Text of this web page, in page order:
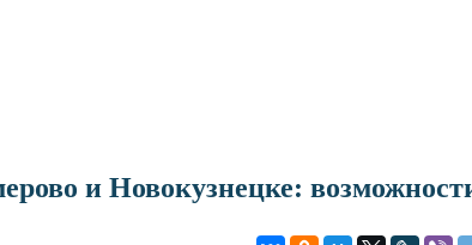
и Новокузнецке: